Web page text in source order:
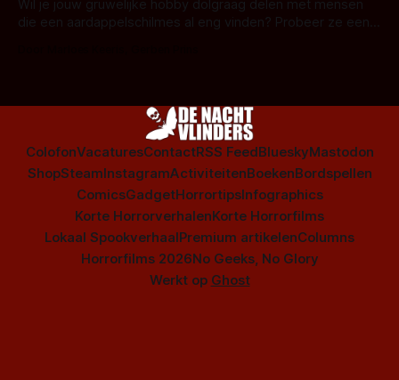
Wil je jouw gruwelijke hobby dolgraag delen met mensen
die een aardappelschilmes al eng vinden? Probeer ze eens
ColofonVacaturesContactRSS FeedBlueskyMastodon
ShopSteamInstagramActiviteitenBoekenBordspellen
ComicsGadgetHorrortipsInfographics
Korte HorrorverhalenKorte Horrorfilms
Lokaal SpookverhaalPremium artikelenColumns
Horrorfilms 2026No Geeks, No Glory
Werkt op Ghost